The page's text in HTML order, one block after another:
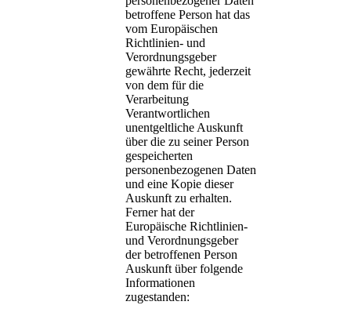
betroffene Person hat das
vom Europäischen
Richtlinien- und
Verordnungsgeber
gewährte Recht, jederzeit
von dem für die
Verarbeitung
Verantwortlichen
unentgeltliche Auskunft
über die zu seiner Person
gespeicherten
personenbezogenen Daten
und eine Kopie dieser
Auskunft zu erhalten.
Ferner hat der
Europäische Richtlinien-
und Verordnungsgeber
der betroffenen Person
Auskunft über folgende
Informationen
zugestanden: